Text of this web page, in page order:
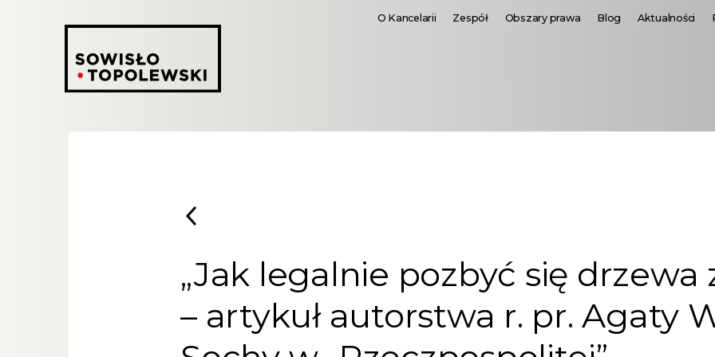
O Kancelarii Zespół Obszary prawa Blog Aktualności
„Jak legalnie pozbyć się drzewa
– artykuł autorstwa r. pr. Agaty